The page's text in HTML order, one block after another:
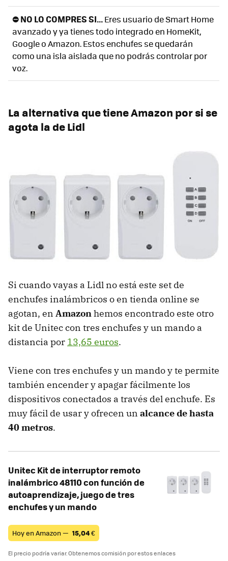
⛔ NO LO COMPRES SI...Eres usuario de Smart Home
avanzado y ya tienes todo integrado en HomeKit,
Google o Amazon. Estos enchufes se quedarán
como una isla aislada que no podrás controlar por
voz.
La alternativa que tiene Amazon por si se
agota la de Lidl
Si cuando vayas a Lidl no está este set de
enchufes inalámbricos o en tienda online se
agotan, en Amazonhemos encontrado este otro
kit de Unitec con tres enchufes y un mando a
distancia por 13,65 euros.
Viene con tres enchufes y un mando y te permite
también encender y apagar fácilmente los
dispositivos conectados a través del enchufe. Es
muy fácil de usar y ofrecen un alcance de hasta
40 metros.
Unitec Kit de interruptor remoto
inalámbrico 48110 con función de
autoaprendizaje, juego de tres
enchufes y un mando
Hoy en Amazon — 15,04€
El precio podría variar. Obtenemos comisión por estos enlaces